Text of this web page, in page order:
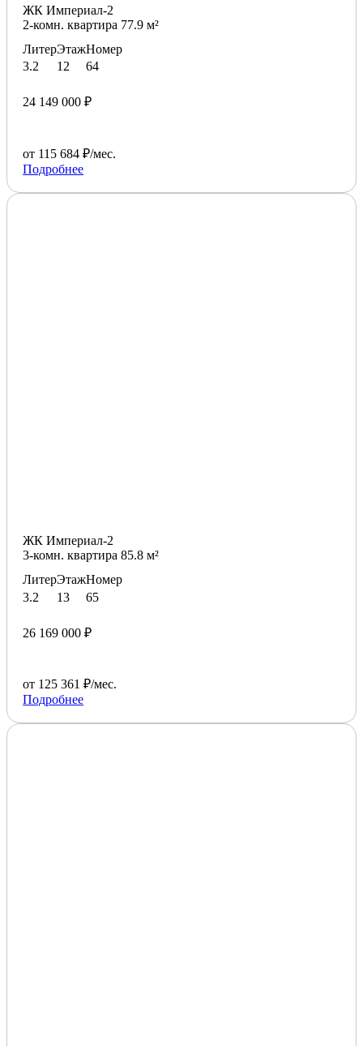
ЖК Империал-2
2-комн. квартира 77.9 м²
Литер
3.2
Этаж
12
Номер
64
24 149 000 ₽
от 115 684 ₽/мес.
Подробнее
ЖК Империал-2
3-комн. квартира 85.8 м²
Литер
3.2
Этаж
13
Номер
65
26 169 000 ₽
от 125 361 ₽/мес.
Подробнее